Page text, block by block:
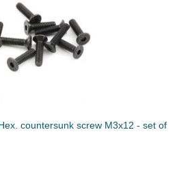
countersunk screw M3x12 - set of